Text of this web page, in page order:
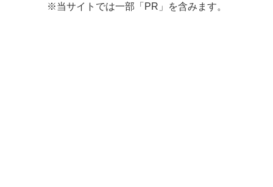
※当サイトでは一部「PR」を含みます。